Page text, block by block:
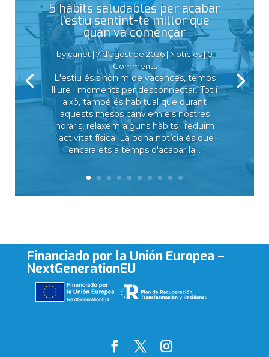
5 hàbits saludables per acabar
l’estiu sentint-te millor que
quan va començar
bycanet |7 d'agost de 2026 | Notícies| 0
Comments
L'estiu és sinònim de vacances, temps
lliure i moments per desconnectar. Tot i
això, també és habitual que durant
aquests mesos canviem els nostres
horaris, relaxem alguns hàbits i reduïm
l'activitat física. La bona notícia és que
encara ets a temps d'acabar la...
Financiado por la Unión Europea –
NextGenerationEU